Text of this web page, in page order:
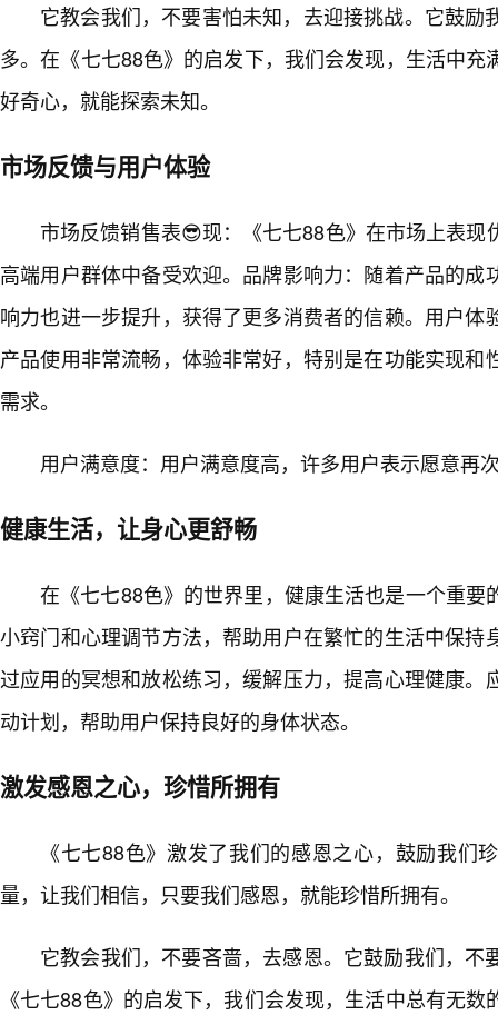
它教会我们，不要害怕未知，去迎接挑战。它鼓励
多。在《七七88色》的启发下，我们会发现，生活中
好奇心，就能探索未知。
市场反馈与用户体验
市场反馈销售表😎现：《七七88色》在市场上表现
高端用户群体中备受欢迎。品牌影响力：随着产品的成
响力也进一步提升，获得了更多消费者的信赖。用户体
产品使用非常流畅，体验非常好，特别是在功能实现和
需求。
用户满意度：用户满意度高，许多用户表示愿意再
健康生活，让身心更舒畅
在《七七88色》的世界里，健康生活也是一个重要
小窍门和心理调节方法，帮助用户在繁忙的生活中保持
过应用的冥想和放松练习，缓解压力，提高心理健康。
动计划，帮助用户保持良好的身体状态。
激发感恩之心，珍惜所拥有
《七七88色》激发了我们的感恩之心，鼓励我们
量，让我们相信，只要我们感恩，就能珍惜所拥有。
它教会我们，不要吝啬，去感恩。它鼓励我们，不
《七七88色》的启发下，我们会发现，生活中总有无